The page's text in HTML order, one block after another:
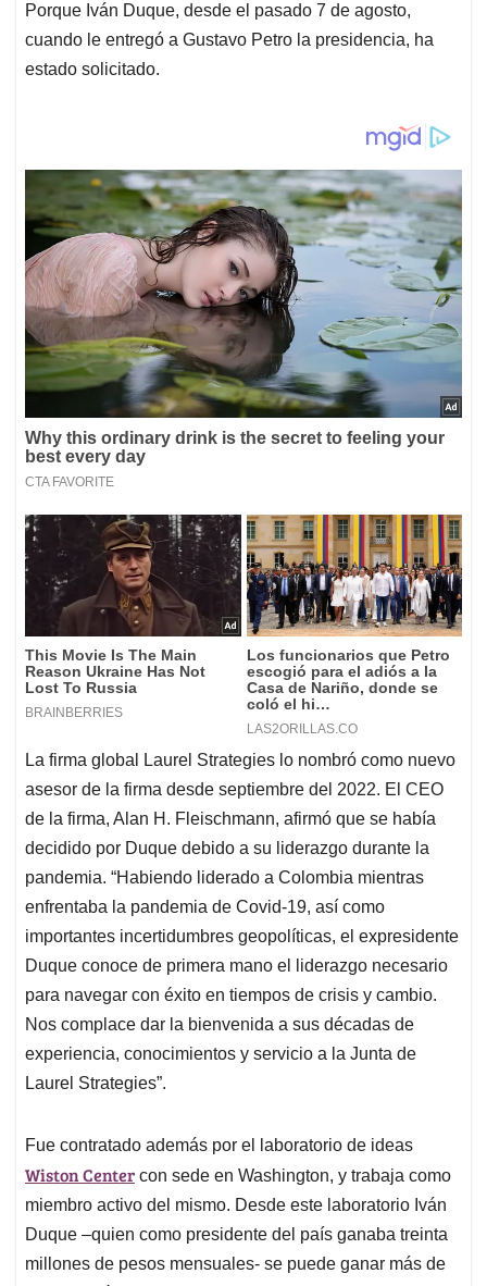
Porque Iván Duque, desde el pasado 7 de agosto,
cuando le entregó a Gustavo Petro la presidencia, ha
estado solicitado.
La firma global Laurel Strategies lo nombró como nuevo
asesor de la firma desde septiembre del 2022. El CEO
de la firma, Alan H. Fleischmann, afirmó que se había
decidido por Duque debido a su liderazgo durante la
pandemia. “Habiendo liderado a Colombia mientras
enfrentaba la pandemia de Covid-19, así como
importantes incertidumbres geopolíticas, el expresidente
Duque conoce de primera mano el liderazgo necesario
para navegar con éxito en tiempos de crisis y cambio.
Nos complace dar la bienvenida a sus décadas de
experiencia, conocimientos y servicio a la Junta de
Laurel Strategies”.
Fue contratado además por el laboratorio de ideas
Wiston Center con sede en Washington, y trabaja como
miembro activo del mismo. Desde este laboratorio Iván
Duque –quien como presidente del país ganaba treinta
millones de pesos mensuales- se puede ganar más de